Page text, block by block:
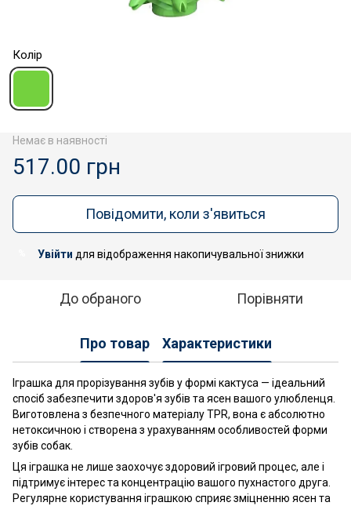
Колір
Немає в наявності
517.00 грн
Повідомити, коли з'явиться
Увійти для відображення накопичувальної знижки
До обраного Порівняти
Про товар Характеристики
Іграшка для прорізування зубів у формі кактуса — ідеальний
спосіб забезпечити здоров'я зубів та ясен вашого улюбленця.
Виготовлена з безпечного матеріалу TPR, вона є абсолютно
нетоксичною і створена з урахуванням особливостей форми
зубів собак.
Ця іграшка не лише заохочує здоровий ігровий процес, але і
підтримує інтерес та концентрацію вашого пухнастого друга.
Регулярне користування іграшкою сприяє зміцненню ясен та